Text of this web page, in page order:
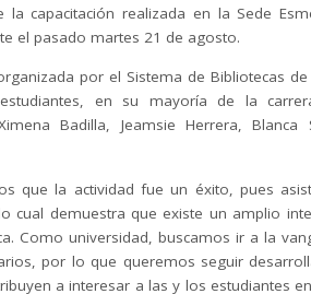
la capacitación realizada en la Sede
el pasado martes 21 de agosto.
por el Sistema de Bibliotecas
en su mayoría de la
Badilla, Jeamsie Herrera,
que la actividad fue un éxito, pues
cual demuestra que existe un amplio
Como universidad, buscamos ir a la
por lo que queremos seguir
a interesar a las y los estudiantes